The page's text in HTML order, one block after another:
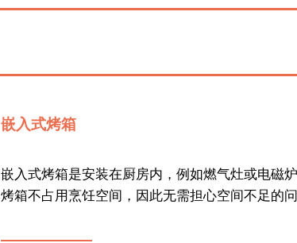
嵌入式烤箱
嵌入式烤箱是安装在厨房内，例如燃气灶或电磁
烤箱不占用烹饪空间，因此无需担心空间不足的问